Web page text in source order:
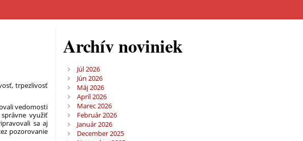
trpezlivosť
vedomosti
využiť
sa aj
pozorovanie
Archív noviniek
Júl 2026
Jún 2026
Máj 2026
Apríl 2026
Marec 2026
Február 2026
Január 2026
December 2025